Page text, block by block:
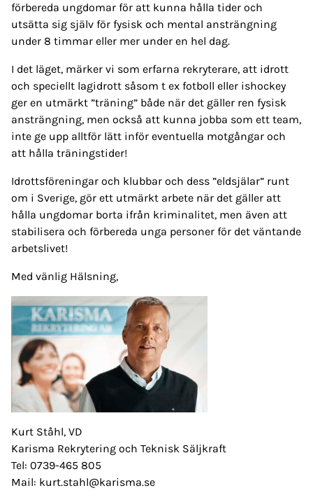
förbereda ungdomar för att kunna hålla tider och
utsätta sig själv för fysisk och mental ansträngning
under 8 timmar eller mer under en hel dag.
I det läget, märker vi som erfarna rekryterare, att idrott
och speciellt lagidrott såsom t ex fotboll eller ishockey
ger en utmärkt ”träning” både när det gäller ren fysisk
ansträngning, men också att kunna jobba som ett team,
inte ge upp alltför lätt inför eventuella motgångar och
att hålla träningstider!
Idrottsföreningar och klubbar och dess ”eldsjälar” runt
om i Sverige, gör ett utmärkt arbete när det gäller att
hålla ungdomar borta ifrån kriminalitet, men även att
stabilisera och förbereda unga personer för det väntande
arbetslivet!
Med vänlig Hälsning,
Kurt Ståhl, VD
Karisma Rekrytering och Teknisk Säljkraft
Tel: 0739-465 805
Mail: kurt.stahl@karisma.se